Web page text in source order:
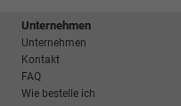
Unternehmen
Unternehmen
Kontakt
FAQ
Wie bestelle ich